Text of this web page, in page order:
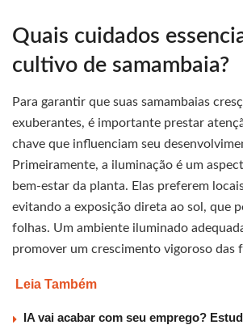
Quais cuidados
cultivo de samambaia?
Para garantir que suas samambaias
exuberantes, é importante prestar
chave que influenciam seu
Primeiramente, a iluminação é um
bem-estar da planta. Elas preferem
evitando a exposição direta ao sol, que
folhas. Um ambiente iluminado
promover um crescimento vigoroso das
Leia Também
IA vai acabar com seu emprego?